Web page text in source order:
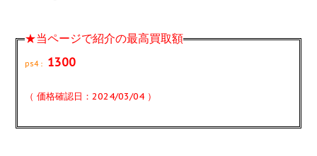
★当ページで紹介の最高買取額
ps4： 1300
（ 価格確認日：2024/03/04 ）